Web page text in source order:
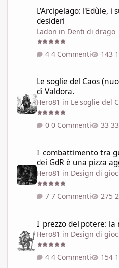
L'Arcipelago: l'Edùle, i
desideri
Ladon in Denti di drago
4 Commenti
Le soglie del Caos
di Valdora.
Hero81 in Le soglie del
0 Commenti
Il combattimento tra
dei GdR è una pizza
Hero81 in Design di
7 Commenti
Il prezzo del potere: la
Hero81 in Design di
4 Commenti